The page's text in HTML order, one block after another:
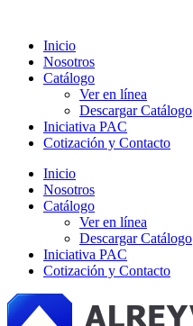
Inicio
Nosotros
Catálogo
Ver en línea
Descargar Catálogo
Iniciativa PAC
Cotización y Contacto
Inicio
Nosotros
Catálogo
Ver en línea
Descargar Catálogo
Iniciativa PAC
Cotización y Contacto